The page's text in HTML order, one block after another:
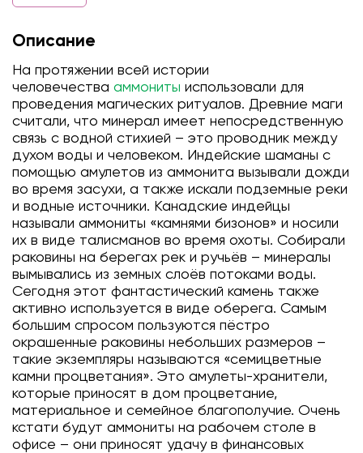
Описание
На протяжении всей истории
человечества аммониты использовали для
проведения магических ритуалов. Древние маги
считали, что минерал имеет непосредственную
связь с водной стихией – это проводник между
духом воды и человеком. Индейские шаманы с
помощью амулетов из аммонита вызывали дожди
во время засухи, а также искали подземные реки
и водные источники. Канадские индейцы
называли аммониты «камнями бизонов» и носили
их в виде талисманов во время охоты. Собирали
раковины на берегах рек и ручьёв – минералы
вымывались из земных слоёв потоками воды.
Сегодня этот фантастический камень также
активно используется в виде оберега. Самым
большим спросом пользуются пёстро
окрашенные раковины небольших размеров –
такие экземпляры называются «семицветные
камни процветания». Это амулеты-хранители,
которые приносят в дом процветание,
материальное и семейное благополучие. Очень
кстати будут аммониты на рабочем столе в
офисе – они приносят удачу в финансовых